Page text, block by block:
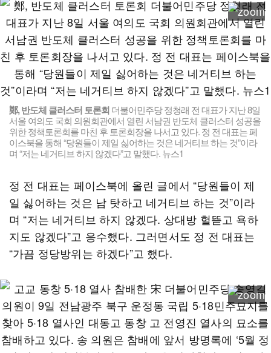
鄭, 반도체 클러스터 토론회더불어민주당 정청래 전 대표가 지난 8일
서울 여의도 국회 의원회관에서 열린 서남권 반도체 클러스터 성공을
위한 정책토론회를 마친 후 토론회장을 나서고 있다. 정 전 대표는 페
이스북을 통해 “당원들이 제일 싫어하는 것은 네거티브 하는 것”이라
며 “저는 네거티브 하지 않겠다”고 말했다. 뉴스1
정 전 대표는 페이스북에 올린 글에서 “당원들이 제
일 싫어하는 것은 남 탓하고 네거티브 하는 것”이라
며 “저는 네거티브 하지 않겠다. 상대방 헐뜯고 욕하
지도 않겠다”고 응수했다. 그러면서도 정 전 대표는
“가끔 정당방위는 하겠다”고 했다.